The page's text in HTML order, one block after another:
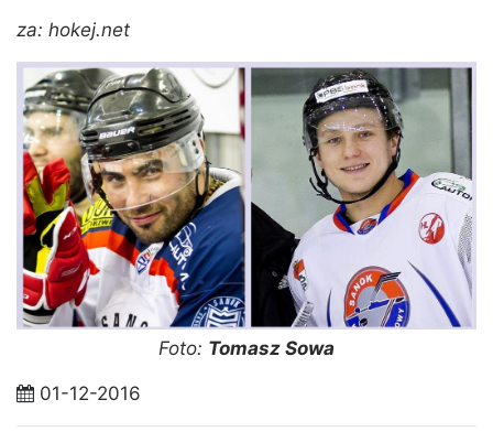
za: hokej.net
Foto: Tomasz Sowa
01-12-2016